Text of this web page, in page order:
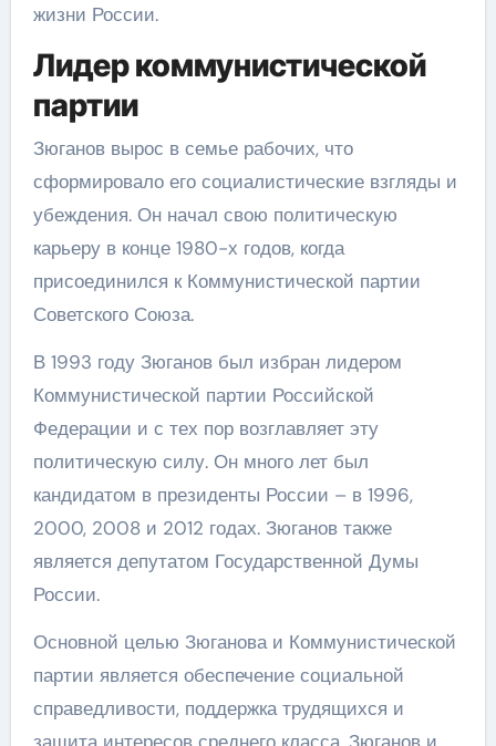
жизни России.
Лидер коммунистической
партии
Зюганов вырос в семье рабочих, что
сформировало его социалистические взгляды и
убеждения. Он начал свою политическую
карьеру в конце 1980-х годов, когда
присоединился к Коммунистической партии
Советского Союза.
В 1993 году Зюганов был избран лидером
Коммунистической партии Российской
Федерации и с тех пор возглавляет эту
политическую силу. Он много лет был
кандидатом в президенты России – в 1996,
2000, 2008 и 2012 годах. Зюганов также
является депутатом Государственной Думы
России.
Основной целью Зюганова и Коммунистической
партии является обеспечение социальной
справедливости, поддержка трудящихся и